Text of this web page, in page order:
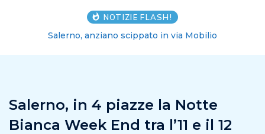
NOTIZIE FLASH!
Salerno, anziano scippato in via Mobilio
Salerno, in 4 piazze la Notte
Bianca Week End tra l’11 e il 12